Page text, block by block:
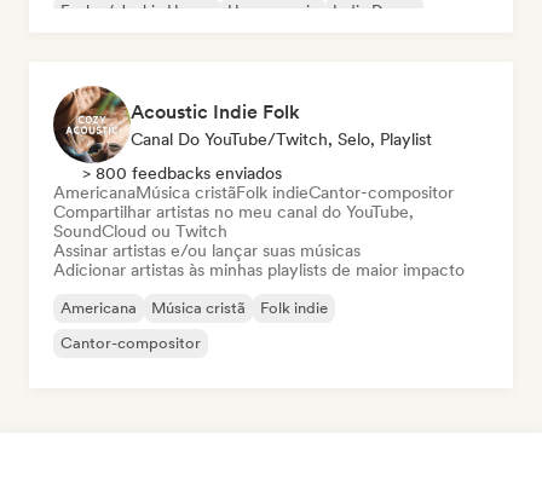
Funky / Jackin House
House music Indie Dance
Acoustic Indie Folk
Canal Do YouTube/Twitch, Selo, Playlist
> 800 feedbacks enviados
AmericanaMúsica cristãFolk indieCantor-compositor
Compartilhar artistas no meu canal do YouTube,
SoundCloud ou Twitch
Assinar artistas e/ou lançar suas músicas
Adicionar artistas às minhas playlists de maior impacto
Americana Música cristã
Folk indie
Cantor-compositor